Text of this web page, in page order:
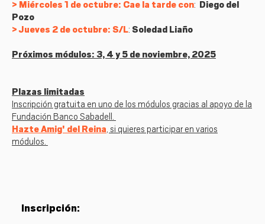
Miércoles 1 de octubre: Cae la tarde con: Diego del
Pozo
Jueves 2 de octubre: S/L: Soledad Liaño
Próximos módulos: 3, 4 y 5 de noviembre, 2025
Plazas limitadas
Inscripción gratuita en uno de los módulos gracias al apoyo de la
Fundación Banco Sabadell.
Hazte Amig' del Reina, si quieres participar en varios
módulos.
Inscripción: